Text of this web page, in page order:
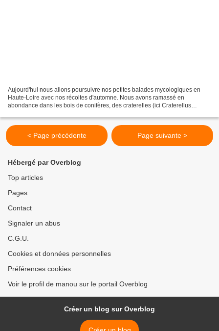
Aujourd'hui nous allons poursuivre nos petites balades mycologiques en
Haute-Loire avec nos récoltes d'automne. Nous avons ramassé en
abondance dans les bois de conifères, des craterelles (ici Craterellus
< Page précédente Page suivante >
Hébergé par Overblog
Top articles
Pages
Contact
Signaler un abus
C.G.U.
Cookies et données personnelles
Préférences cookies
Voir le profil de manou sur le portail Overblog
Créer un blog sur Overblog